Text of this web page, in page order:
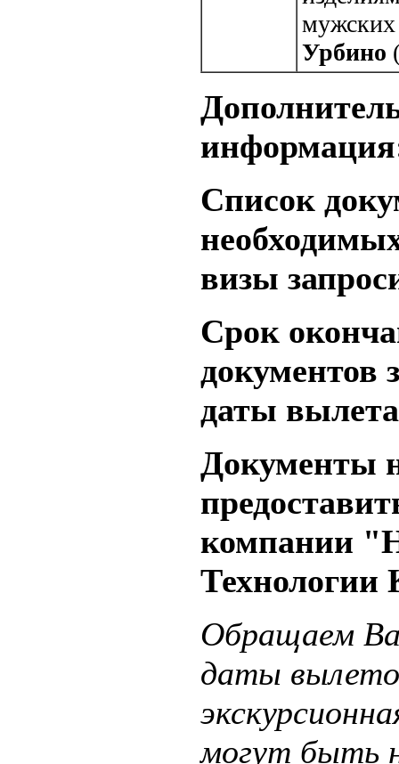
Урбино
Список
визы
Срок
документов
даты
Документы
компании
Технологии
Обращаем
даты
могут быть